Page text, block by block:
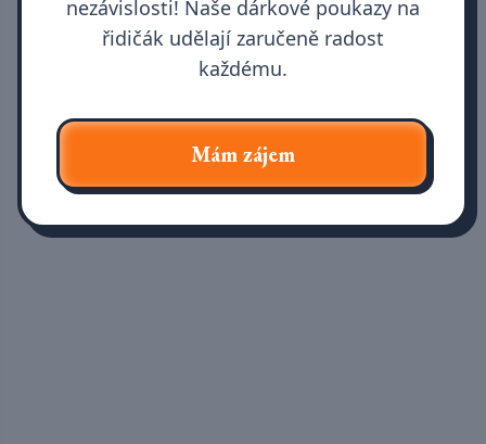
nezávislosti! Naše dárkové poukazy na
řidičák udělají zaručeně radost
každému.
Mám zájem